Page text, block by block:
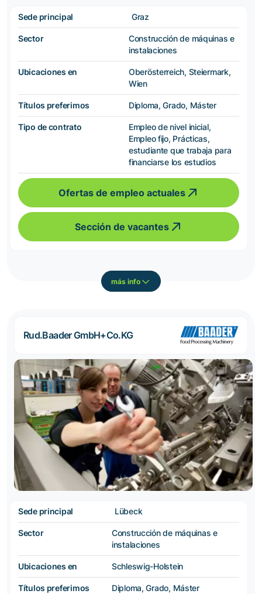
Sede principal Graz
Sector
Construcción de máquinas e
instalaciones
Ubicaciones en
Oberösterreich, Steiermark,
Wien
Títulos preferimos Diploma, Grado, Máster
Tipo de contrato
Empleo de nivel inicial,
Empleo fijo, Prácticas,
estudiante que trabaja para
financiarse los estudios
Ofertas de empleo actuales
Sección de vacantes
más info
Rud.Baader GmbH+Co.KG
Sede principal Lübeck
Sector
Construcción de máquinas e
instalaciones
Ubicaciones en Schleswig-Holstein
Títulos preferimos Diploma, Grado, Máster